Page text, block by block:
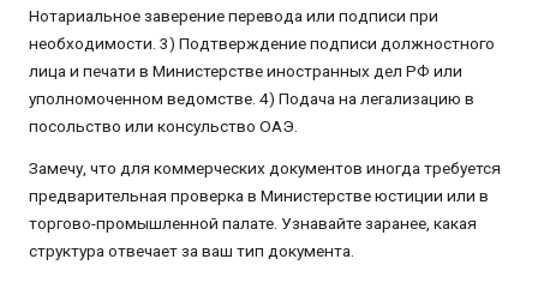
Нотариальное заверение перевода или подписи при
необходимости. 3) Подтверждение подписи должностного
лица и печати в Министерстве иностранных дел РФ или
уполномоченном ведомстве. 4) Подача на легализацию в
посольство или консульство ОАЭ.
Замечу, что для коммерческих документов иногда требуется
предварительная проверка в Министерстве юстиции или в
торгово-промышленной палате. Узнавайте заранее, какая
структура отвечает за ваш тип документа.